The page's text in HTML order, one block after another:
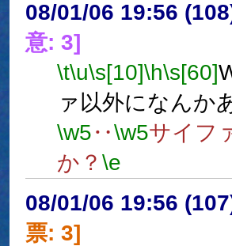
08/01/06 19:56
意: 3]
\t\u\s[10]\h\s[60]
ァ以外になんか
\w5‥\w5サイフ
か？ \e
08/01/06 19:56
票: 3]